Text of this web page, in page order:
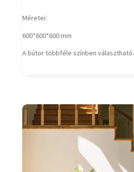
Méretei:
600*600*600 mm
A bútor többféle színben választható.